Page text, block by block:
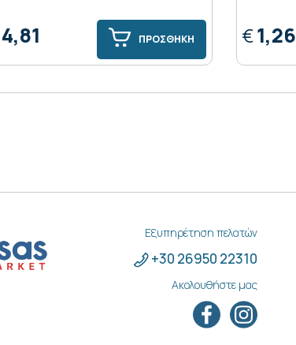
4,81 ΠΡΟΣΘΗΚΗ €1,26
Εξυπηρέτηση πελατών
+30 26950 22310
Ακολουθήστε μας